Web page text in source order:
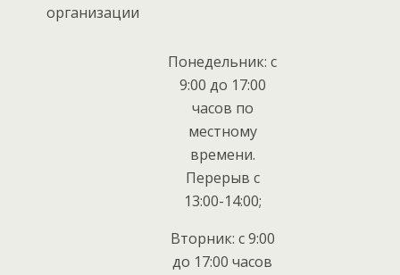
организации
Понедельник: с
9:00 до 17:00
часов по
местному
времени.
Перерыв с
13:00-14:00;
Вторник: с 9:00
до 17:00 часов